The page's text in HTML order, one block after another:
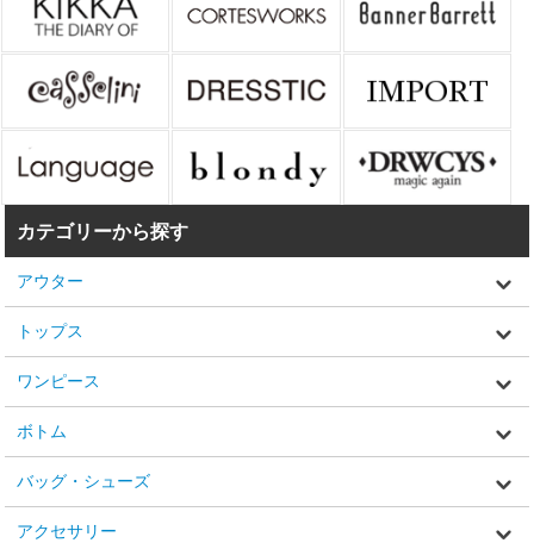
カテゴリーから探す
アウター
トップス
ワンピース
ボトム
バッグ・シューズ
アクセサリー